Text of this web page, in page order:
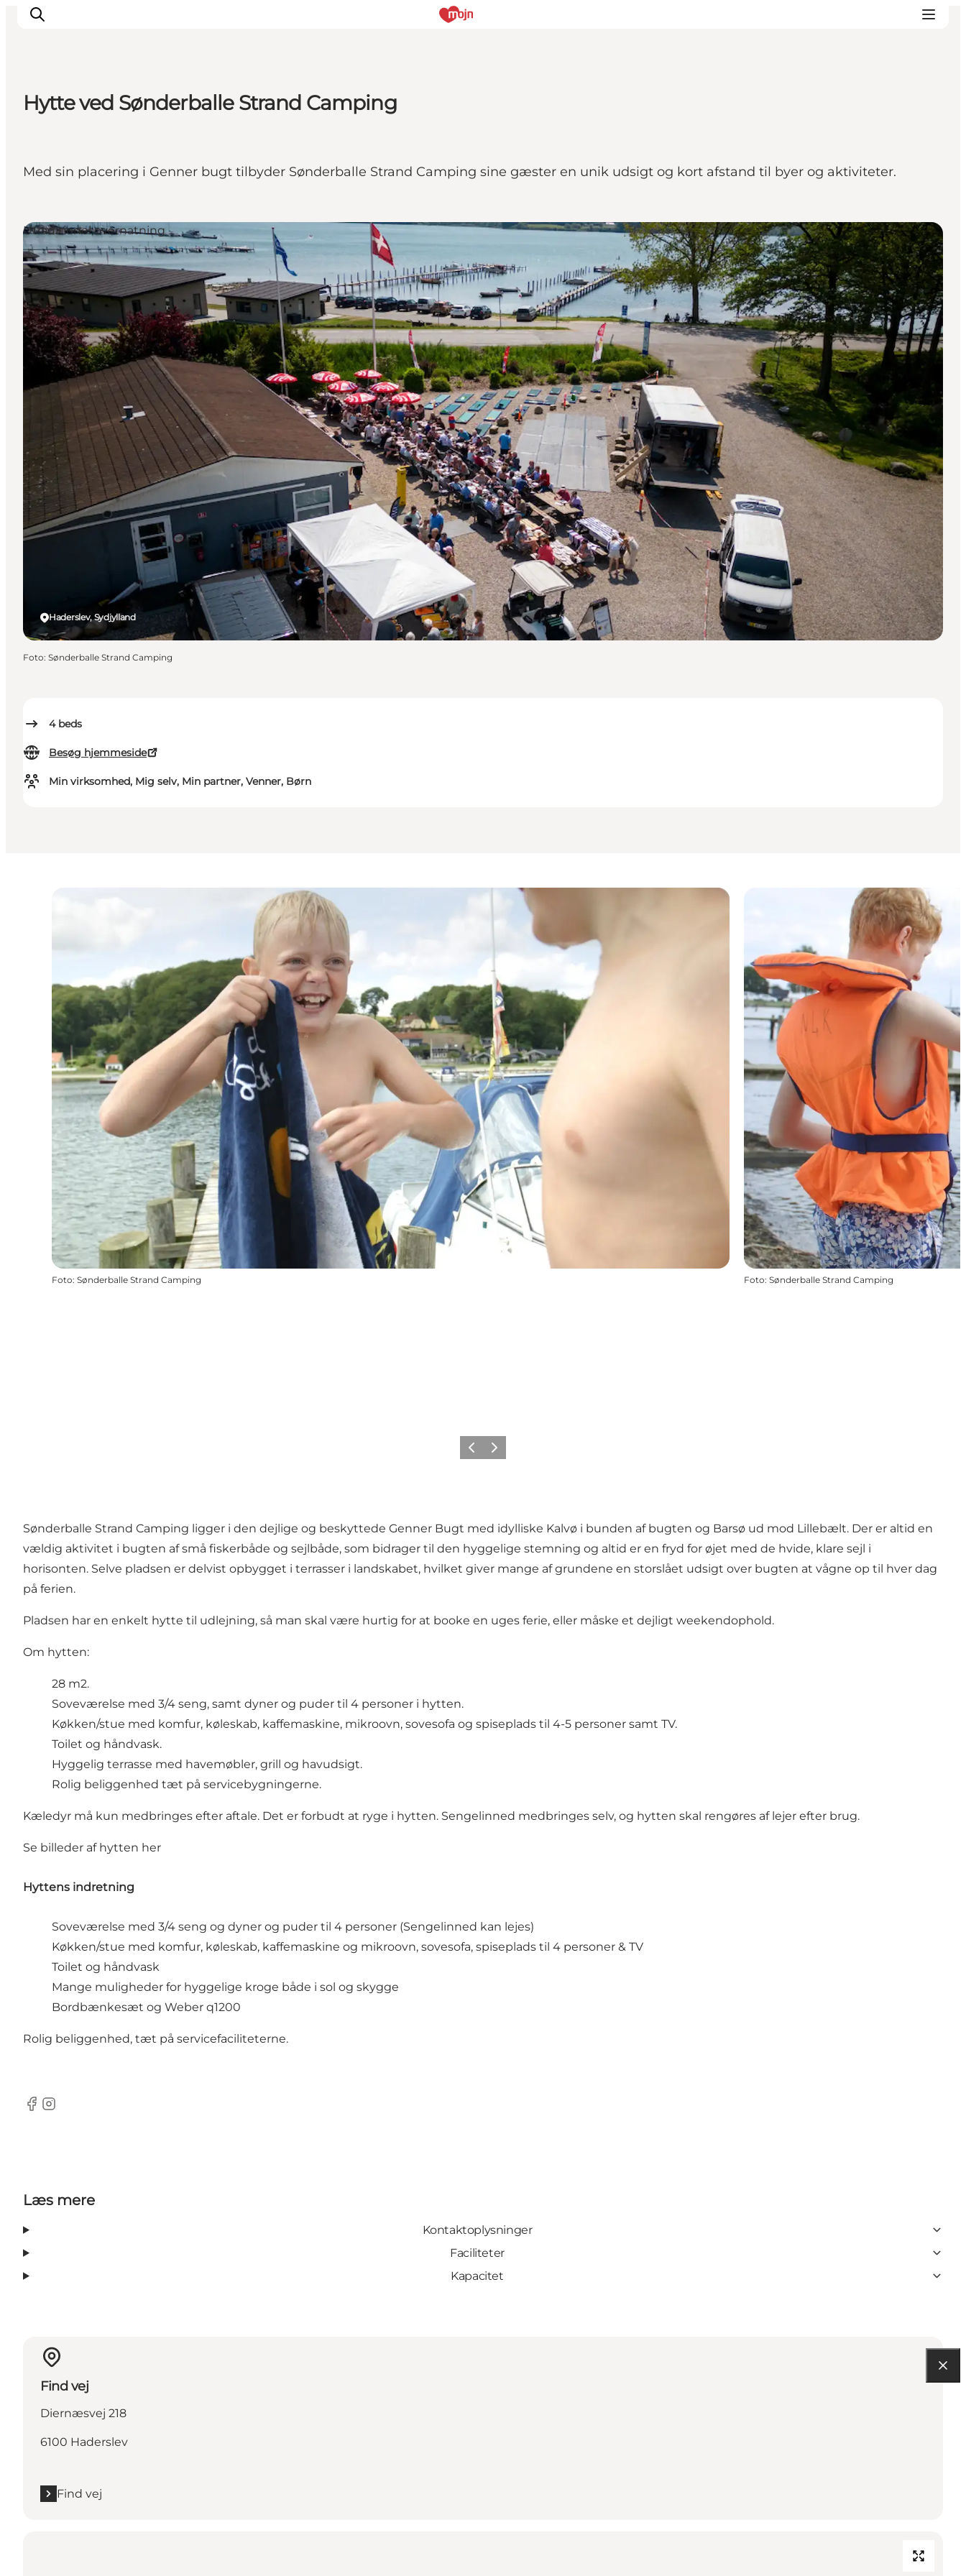
Det sker
Overnatning
Booking
Hytte ved Sønderballe Strand Camping
Med sin placering i Genner bugt tilbyder Sønderballe Strand Camping sine gæster en unik udsigt og kort afstand til byer og aktiviteter.
4 beds
Besøg hjemmeside
Min virksomhed, Mig selv, Min partner, Venner, Børn
Haderslev, Sydjylland
Utraditionel overnatning
Foto: Sønderballe Strand Camping
Foto: Sønderballe Strand Camping Foto: Sønderballe Strand Camping
ForrigeNæste
Sønderballe Strand Camping ligger i den dejlige og beskyttede Genner Bugt med idylliske Kalvø i bunden af bugten og Barsø ud mod Lillebælt. Der er altid en
vældig aktivitet i bugten af små fiskerbåde og sejlbåde, som bidrager til den hyggelige stemning og altid er en fryd for øjet med de hvide, klare sejl i
horisonten. Selve pladsen er delvist opbygget i terrasser i landskabet, hvilket giver mange af grundene en storslået udsigt over bugten at vågne op til hver dag
på ferien.
Pladsen har en enkelt hytte til udlejning, så man skal være hurtig for at booke en uges ferie, eller måske et dejligt weekendophold.
Om hytten:
28 m2.
Soveværelse med 3/4 seng, samt dyner og puder til 4 personer i hytten.
Køkken/stue med komfur, køleskab, kaffemaskine, mikroovn, sovesofa og spiseplads til 4-5 personer samt TV.
Toilet og håndvask.
Hyggelig terrasse med havemøbler, grill og havudsigt.
Rolig beliggenhed tæt på servicebygningerne.
Kæledyr må kun medbringes efter aftale. Det er forbudt at ryge i hytten. Sengelinned medbringes selv, og hytten skal rengøres af lejer efter brug.
Se billeder af hytten her
Hyttens indretning
Soveværelse med 3/4 seng og dyner og puder til 4 personer (Sengelinned kan lejes)
Køkken/stue med komfur, køleskab, kaffemaskine og mikroovn, sovesofa, spiseplads til 4 personer & TV
Toilet og håndvask
Mange muligheder for hyggelige kroge både i sol og skygge
Bordbænkesæt og Weber q1200
Rolig beliggenhed, tæt på servicefaciliteterne.
Facebook
Instagram
Læs mere
Kontaktoplysninger
Faciliteter
Kapacitet
Find vej
Diernæsvej 218
6100 Haderslev
Find vej